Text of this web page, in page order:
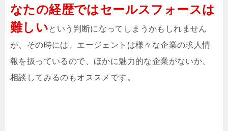
なたの経歴ではセールスフォースは
難しいという判断になってしまうかもしれません
が、その時には、エージェントは様々な企業の求人情
報を扱っているので、ほかに魅力的な企業がないか、
相談してみるのもオススメです。